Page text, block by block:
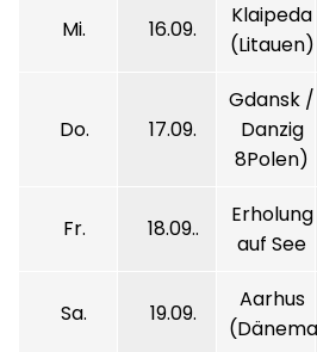
Mi. 16.09.
Klaipeda
(Litauen)
Do. 17.09.
Gdansk /
Danzig
8Polen)
Fr. 18.09..
Erholung
auf See
Sa. 19.09.
Aarhus